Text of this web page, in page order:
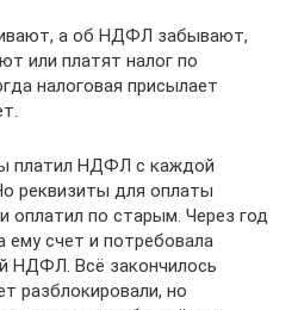
а об НДФЛ забывают,
или платят налог по
налоговая присылает
платил НДФЛ с каждой
реквизиты для оплаты
оплатил по старым. Через год
ему счет и потребовала
НДФЛ. Всё закончилось
разблокировали, но